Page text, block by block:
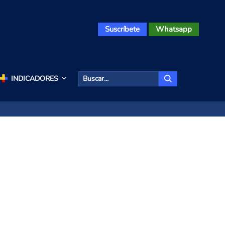
Suscríbete Whatsapp
INDICADORES